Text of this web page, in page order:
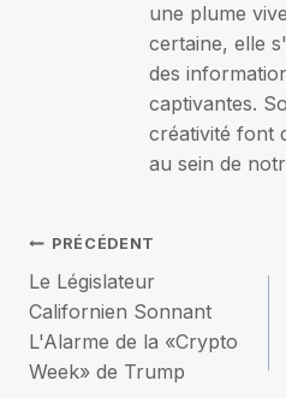
une plume
certaine, elle
des
captivantes.
créativité font
au sein de
Navigation
de
l’article
PRÉCÉDENT
Le Législateur
Californien Sonnant
L'Alarme de la «Crypto
Week» de Trump